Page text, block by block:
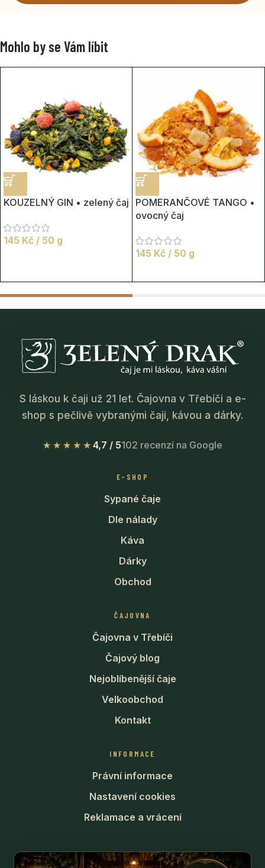
Mohlo by se Vám líbit
KOUZELNÝ GIN • zelený čaj
145 Kč / 50 g
POMERANČOVÉ TANGO •
ovocný čaj
145 Kč / 50 g
S láskou k čaji už 21 let. Čajovna v Třebíči a e-
shop s pečlivě vybranými čaji, kávou a dárky.
★★★★★ 4,7 / 5102 recenzí na Google
E-SHOP
Sypané čaje
Dle nálady
Káva
Dárky
Obchod
ČAJOVNA
Čajovna v Třebíči
Čajový blog
Nejoblíbenější čaje
Velkoobchod
Kontakt
INFORMACE
Právní informace
Nastavení cookies
Reklamace a vrácení